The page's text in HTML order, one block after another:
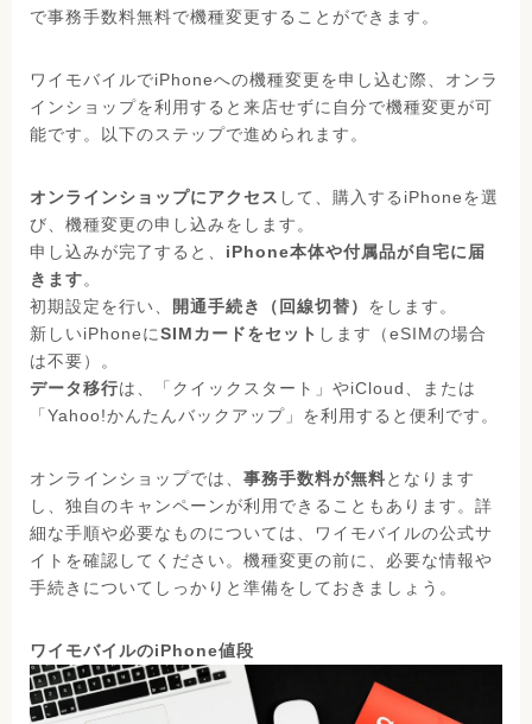
で事務手数料無料で機種変更することができます。
ワイモバイルでiPhoneへの機種変更を申し込む際、オンラ
インショップを利用すると来店せずに自分で機種変更が可
能です。以下のステップで進められます。
オンラインショップにアクセス して、購入するiPhoneを選
び、機種変更の申し込みをします。
申し込みが完了すると、 iPhone本体や付属品が自宅に届
きます。
初期設定を行い、
開通手続き（回線切替） をします。
新しいiPhoneにSIMカードをセット します（eSIMの場合
は不要）。
データ移行は、「クイックスタート」やiCloud、または
「Yahoo!かんたんバックアップ」を利用すると便利です。
オンラインショップでは、 事務手数料が無料となります
し、独自のキャンペーンが利用できることもあります。詳
細な手順や必要なものについては、ワイモバイルの公式サ
イトを確認してください。機種変更の前に、必要な情報や
手続きについてしっかりと準備をしておきましょう。
ワイモバイルのiPhone値段